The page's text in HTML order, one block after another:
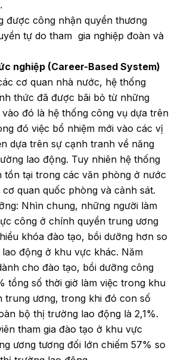
được công nhận quyền thương
tự do tham gia nghiệp đoàn và
nghiệp (Career-Based System)
cơ quan nhà nước, hệ thống
thức đã được bãi bỏ từ những
vào đó là hệ thống công vụ dựa trên
đó việc bổ nhiệm mới vào các vị
dựa trên sự cạnh tranh về năng
lao động. Tuy nhiên hệ thống
tồn tại trong các văn phòng ở nước
quan quốc phòng và cảnh sát.
Nhìn chung, những người làm
công ở chính quyền trung ương
khóa đào tạo, bồi dưỡng hơn so
động ở khu vực khác. Năm
cho đào tạo, bồi dưỡng công
tổng số thời giờ làm việc trong khu
trung ương, trong khi đó con số
bộ thị trường lao động là 2,1%.
tham gia đào tạo ở khu vực
ương tương đối lớn chiếm 57% so